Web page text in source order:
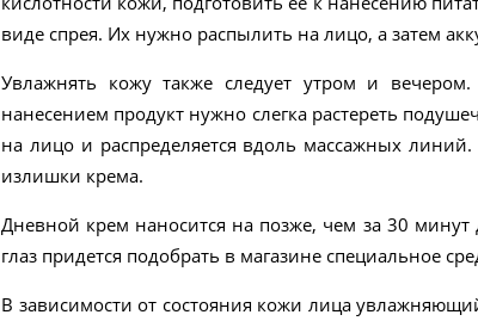
виде спрея. Их нужно распылить на лицо, а затем
Увлажнять кожу также следует утром и
нанесением продукт нужно слегка растереть
на лицо и распределяется вдоль массажных
излишки крема.
Дневной крем наносится на позже, чем за 30
глаз придется подобрать в магазине специальное
В зависимости от состояния кожи лица